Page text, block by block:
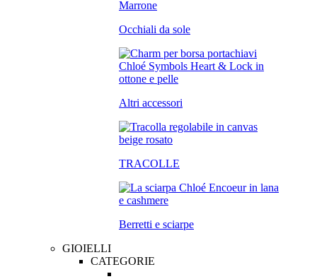
Occhiali da sole
Altri accessori
TRACOLLE
Berretti e sciarpe
GIOIELLI
CATEGORIE